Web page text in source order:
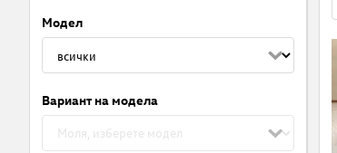
Модел
Вариант на модела